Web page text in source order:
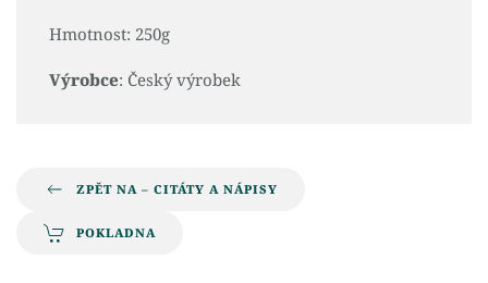
Hmotnost: 250g
Výrobce: Český výrobek
ZPĚT NA – CITÁTY A NÁPISY
POKLADNA